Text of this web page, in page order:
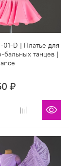
01-D | Платье для
бальных танцев |
₽